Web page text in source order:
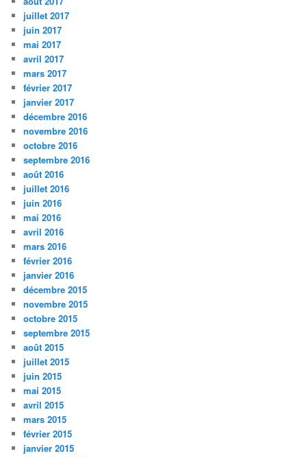
juillet 2017
juin 2017
mai 2017
avril 2017
mars 2017
février 2017
janvier 2017
décembre 2016
novembre 2016
octobre 2016
septembre 2016
août 2016
juillet 2016
juin 2016
mai 2016
avril 2016
mars 2016
février 2016
janvier 2016
décembre 2015
novembre 2015
octobre 2015
septembre 2015
août 2015
juillet 2015
juin 2015
mai 2015
avril 2015
mars 2015
février 2015
janvier 2015